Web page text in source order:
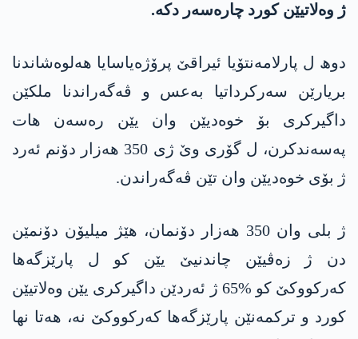
ژ وەلاتیێن کورد چارەسەر دکە.
دوھ ل پارلامەنتۆیا ئیراقێ پرۆژەیاسایا هەلوەشاندنا
بریارێن سەرکرداتیا بەعس و ڤەگەراندنا ملکێن
داگیرکری بۆ خوەدیێن وان یێن رەسەن ھات
پەسەندکرن، ل گۆری وێ ژی 350 ھەزار دۆنم ئەرد
ژ بۆی خوەدیێن وان تێن ڤەگەراندن.
ژ بلی وان 350 ھەزار دۆنمان، هێژ میلیۆن دۆنمێن
دن ژ زەڤیێن چاندنیێ یێن کو ل پارێزگەھا
کەرکووکێ کو %65 ژ ئەردێن داگیرکری یێن وەلاتیێن
کورد و ترکمەنێن پارێزگەھا کەرکووکێ نە، ھەتا نھا